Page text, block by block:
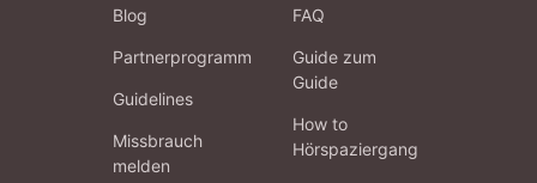
Blog
Partnerprogramm
Guidelines
Missbrauch
melden
FAQ
Guide zum
Guide
How to
Hörspaziergang